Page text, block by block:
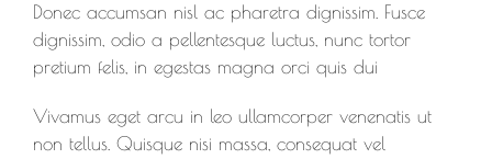
Donec accumsan nisl ac pharetra dignissim. Fusce
dignissim, odio a pellentesque luctus, nunc tortor
pretium felis, in egestas magna orci quis dui
Vivamus eget arcu in leo ullamcorper venenatis ut
non tellus. Quisque nisi massa, consequat vel